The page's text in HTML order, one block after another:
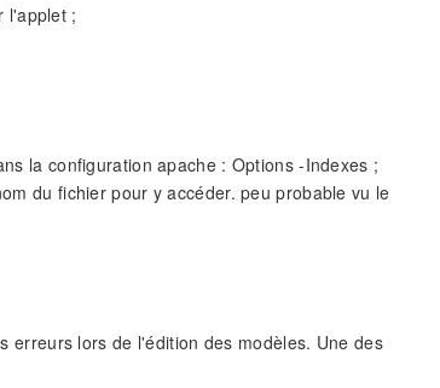
l'applet ;
la configuration apache : Options -Indexes ;
du fichier pour y accéder. peu probable vu le
erreurs lors de l'édition des modèles. Une des